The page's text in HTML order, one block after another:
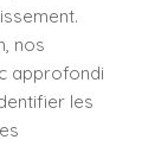
nos
approfondi
les